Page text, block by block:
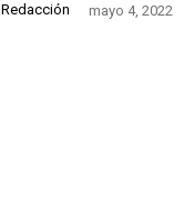
Redacción mayo 4, 2022